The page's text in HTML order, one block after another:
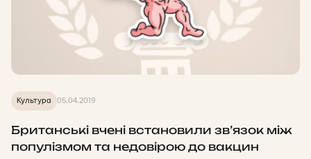
Культура 05.04.2019
Британські вчені встановили зв’язок між
популізмом та недовірою до вакцин